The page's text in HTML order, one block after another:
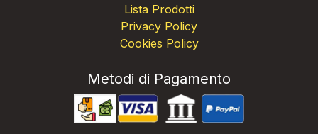
Lista Prodotti
Privacy Policy
Cookies Policy
Metodi di Pagamento